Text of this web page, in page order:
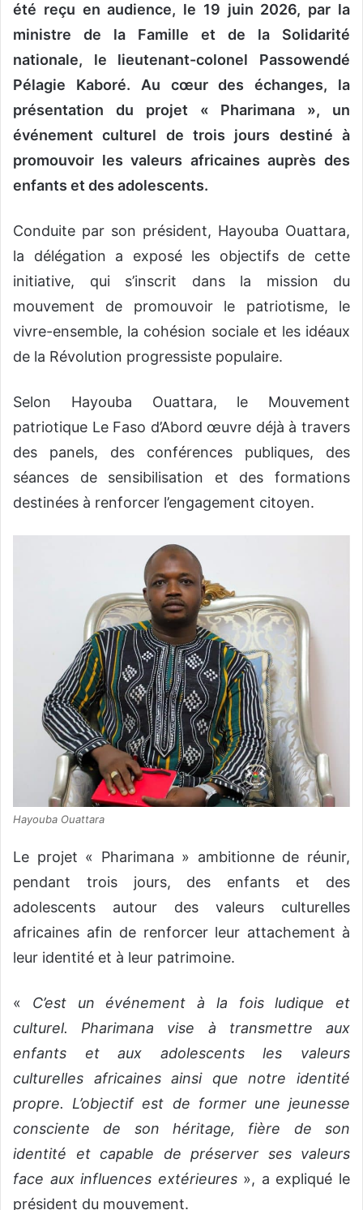
été reçu en audience, le 19 juin 2026, par la
ministre de la Famille et de la Solidarité
nationale, le lieutenant-colonel Passowendé
Pélagie Kaboré. Au cœur des échanges, la
présentation du projet « Pharimana », un
événement culturel de trois jours destiné à
promouvoir les valeurs africaines auprès des
enfants et des adolescents.
Conduite par son président, Hayouba Ouattara,
la délégation a exposé les objectifs de cette
initiative, qui s’inscrit dans la mission du
mouvement de promouvoir le patriotisme, le
vivre-ensemble, la cohésion sociale et les idéaux
de la Révolution progressiste populaire.
Selon Hayouba Ouattara, le Mouvement
patriotique Le Faso d’Abord œuvre déjà à travers
des panels, des conférences publiques, des
séances de sensibilisation et des formations
destinées à renforcer l’engagement citoyen.
Hayouba Ouattara
Le projet « Pharimana » ambitionne de réunir,
pendant trois jours, des enfants et des
adolescents autour des valeurs culturelles
africaines afin de renforcer leur attachement à
leur identité et à leur patrimoine.
« C’est un événement à la fois ludique et
culturel. Pharimana vise à transmettre aux
enfants et aux adolescents les valeurs
culturelles africaines ainsi que notre identité
propre. L’objectif est de former une jeunesse
consciente de son héritage, fière de son
identité et capable de préserver ses valeurs
face aux influences extérieures», a expliqué le
président du mouvement.